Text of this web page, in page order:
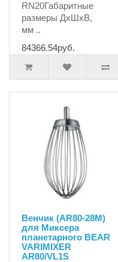
RN20Габаритные
размеры ДхШхВ,
мм ..
84366.54руб.
Венчик (AR80-28M)
для Миксера
планетарного BEAR
VARIMIXER
AR80/VL1S